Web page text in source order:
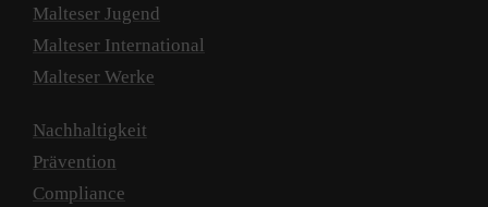
Malteser Jugend
Malteser International
Malteser Werke
Nachhaltigkeit
Prävention
Compliance